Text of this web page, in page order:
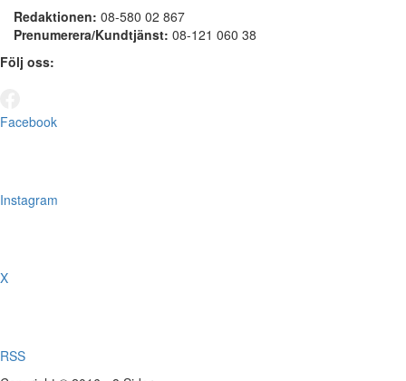
Redaktionen: 08-580 02 867
Prenumerera/Kundtjänst: 08-121 060 38
Följ oss:
Facebook
Instagram
X
RSS